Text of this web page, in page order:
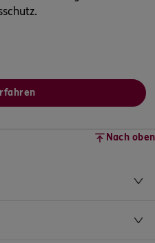
Nach oben